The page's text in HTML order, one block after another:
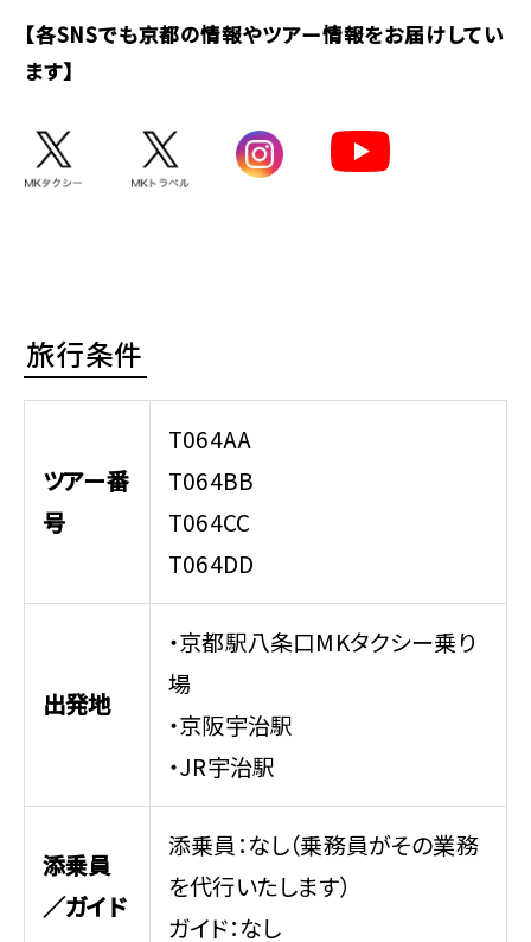
【各SNSでも京都の情報やツアー情報をお届けしてい
ます】
旅行条件
ツアー番
号
T064AA
T064BB
T064CC
T064DD
出発地
・京都駅八条口MKタクシー乗り
場
・京阪宇治駅
・JR宇治駅
添乗員
／ガイド
添乗員：なし（乗務員がその業務
を代行いたします）
ガイド：なし